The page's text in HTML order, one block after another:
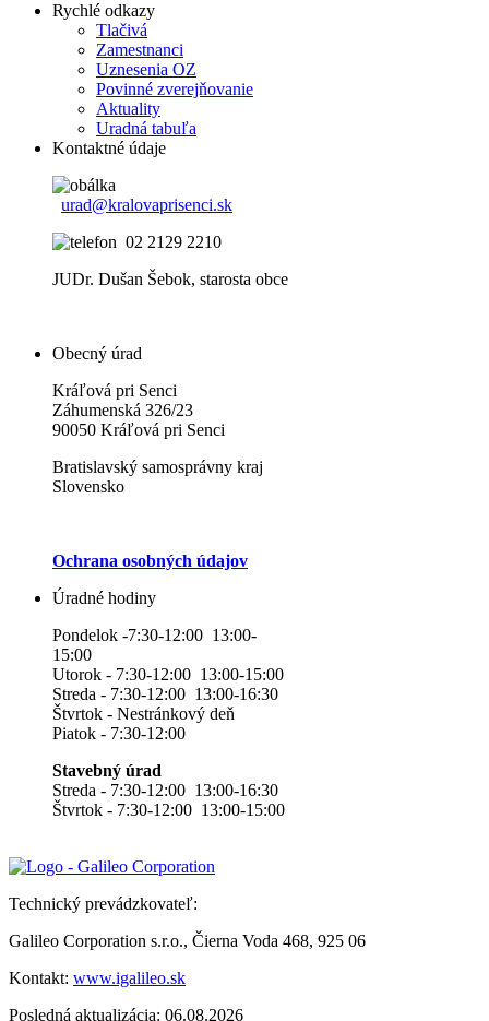
Rychlé odkazy
Tlačivá
Zamestnanci
Uznesenia OZ
Povinné zverejňovanie
Aktuality
Uradná tabuľa
Kontaktné údaje
urad@kralovaprisenci.sk
02 2129 2210
JUDr. Dušan Šebok, starosta obce
Obecný úrad
Kráľová pri Senci
Záhumenská 326/23
90050 Kráľová pri Senci
Bratislavský samosprávny kraj
Slovensko
Ochrana osobných údajov
Úradné hodiny
Pondelok -7:30-12:00 13:00-
15:00
Utorok - 7:30-12:00 13:00-15:00
Streda - 7:30-12:00 13:00-16:30
Štvrtok - Nestránkový deň
Piatok - 7:30-12:00
Stavebný úrad
Streda - 7:30-12:00 13:00-16:30
Štvrtok - 7:30-12:00 13:00-15:00
Technický prevádzkovateľ:
Galileo Corporation s.r.o., Čierna Voda 468, 925 06
Kontakt: www.igalileo.sk
Posledná aktualizácia: 06.08.2026